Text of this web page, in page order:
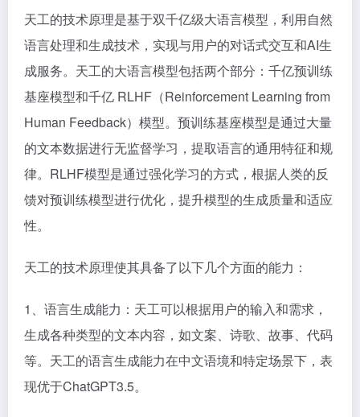
天工的技术原理是基于双千亿级大语言模型，利用自然
语言处理和生成技术，实现与用户的对话式交互和AI生
成服务。天工的大语言模型包括两个部分：千亿预训练
基座模型和千亿 RLHF（Reinforcement Learning from
Human Feedback）模型。预训练基座模型是通过大量
的文本数据进行无监督学习，提取语言的通用特征和规
律。RLHF模型是通过强化学习的方式，根据人类的反
馈对预训练模型进行优化，提升模型的生成质量和适应
性。
天工的技术原理使其具备了以下几个方面的能力：
1、语言生成能力：天工可以根据用户的输入和需求，
生成各种类型的文本内容，如文案、诗歌、故事、代码
等。天工的语言生成能力在中文语境和特定场景下，表
现优于ChatGPT3.5。